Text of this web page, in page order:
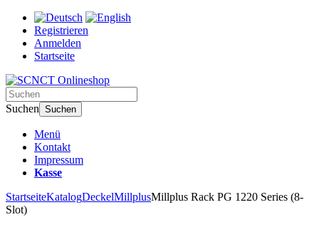
Registrieren
Anmelden
Startseite
Suchen Suchen
Menü
Kontakt
Impressum
Kasse
StartseiteKatalogDeckelMillplusMillplus Rack PG 1220 Series (8-
Slot)